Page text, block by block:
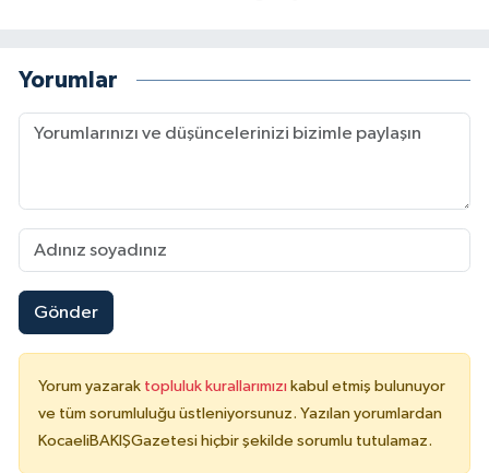
Yorumlar
Gönder
Yorum yazarak topluluk kurallarımızı kabul etmiş bulunuyor
ve tüm sorumluluğu üstleniyorsunuz. Yazılan yorumlardan
KocaeliBAKIŞGazetesi hiçbir şekilde sorumlu tutulamaz.